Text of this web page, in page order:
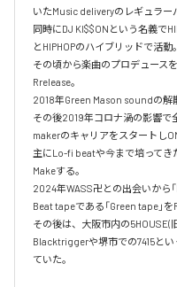
いたMusic deliveryのレギュラー
同時にDJ KI$$ONという名義で
とHIPHOPのハイブリッドで活動。
その頃から楽曲のプロデュースを
Rrelease。
2018年Green Mason soundの解
その後2019年コロナ渦の影響で
makerのキャリアをスタートし
主にLo-fi beatや今まで培ってき
Makeする。
2024年WASS卍との出会いから
Beat tapeである「Green tape」を
その後は、大阪市内の5HOUSE(
Blacktriggerや堺市での7415と
ていた。